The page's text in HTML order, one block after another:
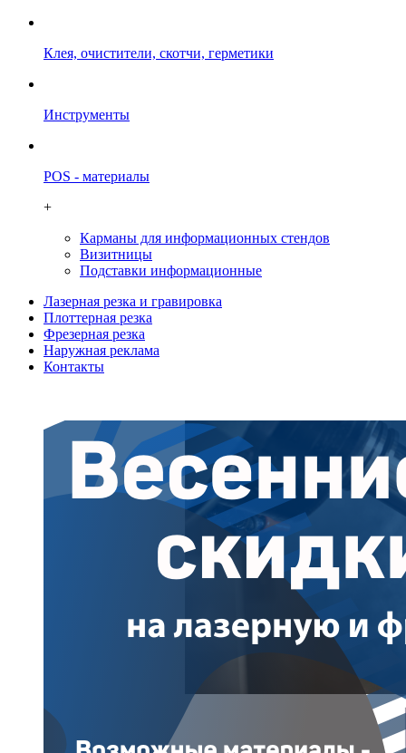
Клея, очистители, скотчи, герметики
Инструменты
POS - материалы
+
Карманы для информационных стендов
Визитницы
Подставки информационные
Лазерная резка и гравировка
Плоттерная резка
Фрезерная резка
Наружная реклама
Контакты